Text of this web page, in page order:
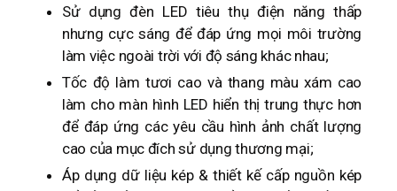
Sử dụng đèn LED tiêu thụ điện năng thấp
nhưng cực sáng để đáp ứng mọi môi trường
làm việc ngoài trời với độ sáng khác nhau;
Tốc độ làm tươi cao và thang màu xám cao
làm cho màn hình LED hiển thị trung thực hơn
để đáp ứng các yêu cầu hình ảnh chất lượng
cao của mục đích sử dụng thương mại;
Áp dụng dữ liệu kép & thiết kế cấp nguồn kép